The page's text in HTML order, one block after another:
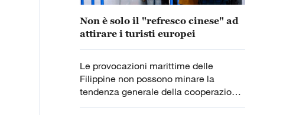
Non è solo il "refresco cinese" ad
attirare i turisti europei
Le provocazioni marittime delle
Filippine non possono minare la
tendenza generale della cooperazione
Cina-ASEAN